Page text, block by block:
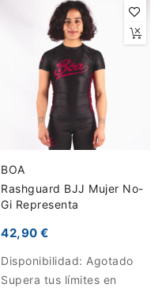
BOA
Rashguard BJJ Mujer No-
Gi Representa
42,90 €
Disponibilidad: Agotado
Supera tus límites en